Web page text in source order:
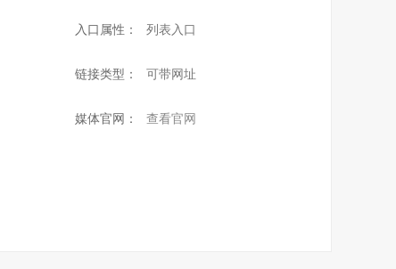
入口属性： 列表入口
链接类型： 可带网址
媒体官网： 查看官网